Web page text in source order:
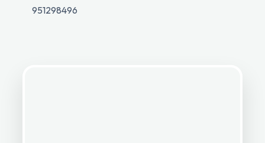
951298496